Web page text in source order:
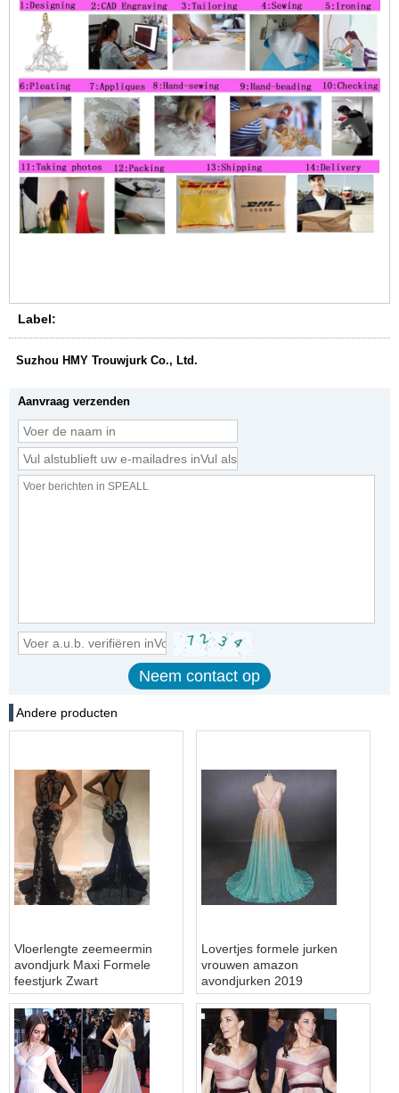
Label:
Suzhou HMY Trouwjurk Co., Ltd.
Aanvraag verzenden
Andere producten
Vloerlengte zeemeermin
avondjurk Maxi Formele
feestjurk Zwart
Lovertjes formele jurken
vrouwen amazon
avondjurken 2019